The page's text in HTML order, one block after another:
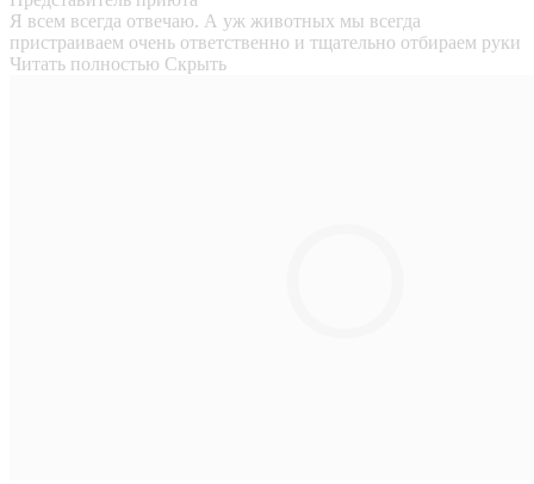
Я всем всегда отвечаю. А уж животных мы всегда
пристраиваем очень ответственно и тщательно отбираем руки
Читать полностью Скрыть